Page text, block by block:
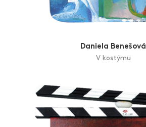
Daniela Benešová
V kostýmu